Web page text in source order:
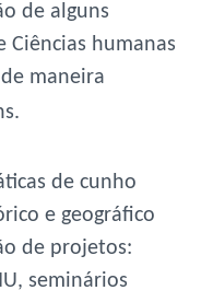
de alguns
Ciências humanas
maneira
de cunho
e geográfico
de projetos:
seminários